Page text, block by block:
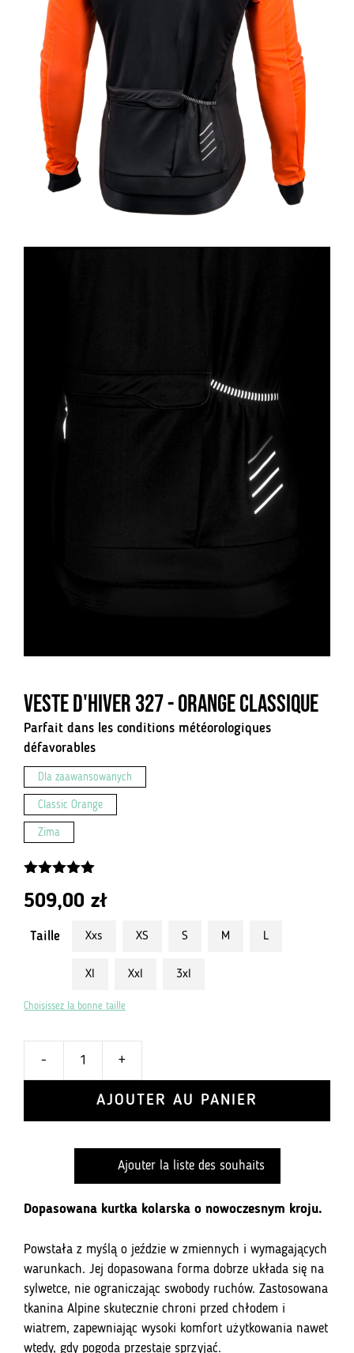
Veste d'hiver 327 - Orange classique
Parfait dans les conditions météorologiques
défavorables
Dla zaawansowanych
Classic Orange
Zima
509,00 zł
Taille Xxs XS S M L
Xl Xxl 3xl
Choisissez la bonne taille
-
Zimowa
-
Classic
Orange
+
AJOUTER AU PANIER
Ajouter la liste des souhaits
Dopasowana kurtka kolarska o nowoczesnym kroju.
Powstała z myślą o jeździe w zmiennych i wymagających
warunkach. Jej dopasowana forma dobrze układa się na
sylwetce, nie ograniczając swobody ruchów. Zastosowana
tkanina Alpine skutecznie chroni przed chłodem i
wiatrem, zapewniając wysoki komfort użytkowania nawet
wtedy, gdy pogoda przestaje sprzyjać.